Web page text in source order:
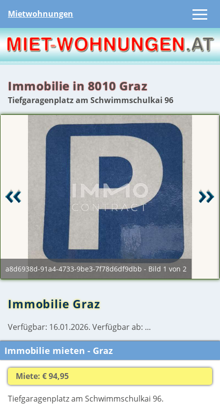
Mietwohnungen
Immobilie in 8010 Graz
Tiefgaragenplatz am Schwimmschulkai 96
a8d6938d-91a4-4733-9be3-7f78d6df9dbb - Bild 1 von 2
Immobilie Graz
Verfügbar: 16.01.2026. Verfügbar ab: ...
Immobilie mieten - Graz
Miete: € 94,95
Tiefgaragenplatz am Schwimmschulkai 96.